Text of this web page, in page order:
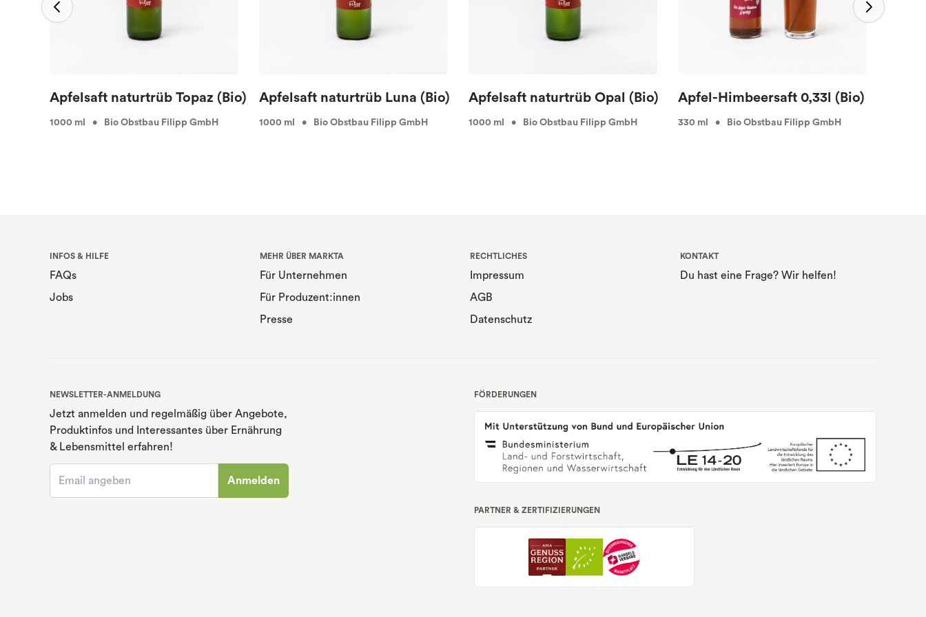
Apfelsaft naturtrüb Topaz (Bio)
1000 ml • Bio Obstbau Filipp GmbH
Apfelsaft naturtrüb Luna (Bio)
1000 ml • Bio Obstbau Filipp GmbH
Apfelsaft naturtrüb Opal (Bio)
1000 ml • Bio Obstbau Filipp GmbH
Apfel-Himbeersaft 0,33l (Bio)
330 ml • Bio Obstbau Filipp GmbH
INFOS & HILFE
FAQs
Jobs
MEHR ÜBER MARKTA
Für Unternehmen
Für Produzent:innen
Presse
RECHTLICHES
Impressum
AGB
Datenschutz
KONTAKT
Du hast eine Frage? Wir helfen!
NEWSLETTER-ANMELDUNG
Jetzt anmelden und regelmäßig über Angebote,
Produktinfos und Interessantes über Ernährung
& Lebensmittel erfahren!
Anmelden
FÖRDERUNGEN
PARTNER & ZERTIFIZIERUNGEN